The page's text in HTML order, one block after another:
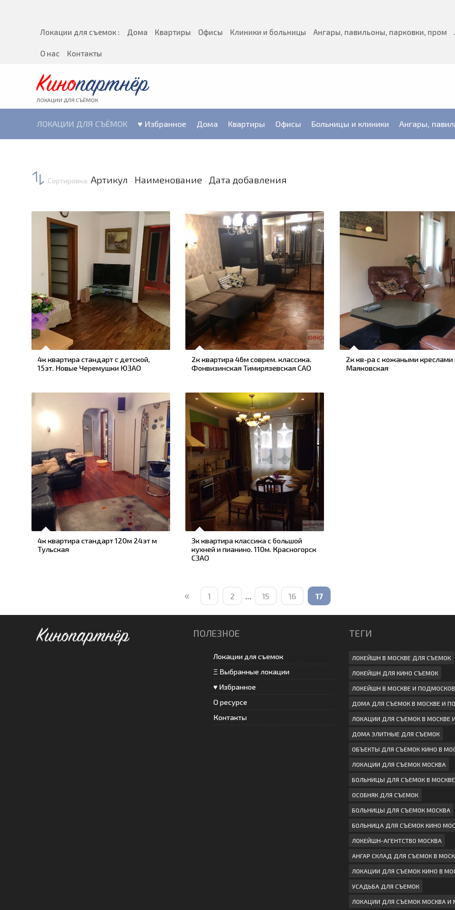
Локации для съемок : Дома Квартиры Офисы Клиники и больницы Ангары, павильоны, парковки, пром
О нас Контакты
Кинопартнёр
ЛОКАЦИИ ДЛЯ СЪЁМОК
ЛОКАЦИИ ДЛЯ СЪЁМОК ♥ Избранное Дома Квартиры Офисы Больницы и клиники Ангары,
Сортировка: Артикул · Наименование · Дата добавления
4к квартира стандарт с детской,
15эт. Новые Черемушки ЮЗАО
2к квартира 46м соврем. классика.
Фонвизинская Тимирязевская САО
2к кв-ра с кожаными креслами
Маяковская
4к квартира стандарт 120м 24эт м
Тульская
3к квартира классика с большой
кухней и пианино. 110м. Красногорск
СЗАО
« 1 2 ... 15 16 17
Кинопартнёр ПОЛЕЗНОЕ
Локации для съемок
Ξ Выбранные локации
♥ Избранное
О ресурсе
Контакты
ТЕГИ
ЛОКЕЙШН В МОСКВЕ ДЛЯ СЪЕМОК
ЛОКЕЙШН ДЛЯ КИНО СЪЕМОК
ЛОКЕЙШН В МОСКВЕ И
ДОМА ДЛЯ СЪЕМОК В МОСКВЕ И
ЛОКАЦИИ ДЛЯ СЪЕМОК В МОСКВЕ
ДОМА ЭЛИТНЫЕ ДЛЯ СЪЕМОК
ОБЪЕКТЫ ДЛЯ СЪЕМОК КИНО В
ЛОКАЦИИ ДЛЯ СЪЕМОК МОСКВА
БОЛЬНИЦЫ ДЛЯ СЪЕМОК В МОСКВЕ
ОСОБНЯК ДЛЯ СЪЕМОК
БОЛЬНИЦЫ ДЛЯ СЪЕМОК МОСКВА
БОЛЬНИЦА ДЛЯ СЪЕМОК КИНО
ЛОКЕЙШН-АГЕНТСТВО МОСКВА
АНГАР СКЛАД ДЛЯ СЪЕМОК В
ЛОКАЦИИ ДЛЯ СЪЕМОК КИНО В
УСАДЬБА ДЛЯ СЪЕМОК
ЛОКАЦИИ ДЛЯ СЪЕМОК МОСКВА И